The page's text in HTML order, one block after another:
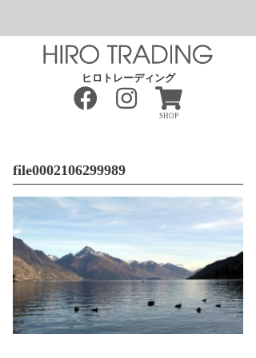
ヒロトレーディング
SHOP
file0002106299989